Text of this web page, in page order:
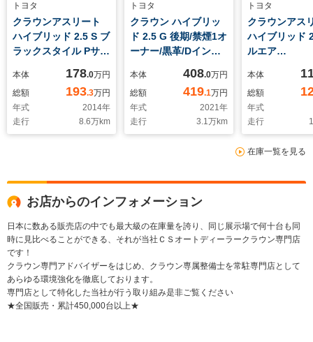
トヨタ
クラウンアスリート
ハイブリッド 2.5 S ブ
ラックスタイル Pサウ
ラミックビュー/特別
仕様/OP18AW/レーダ
ークルーズ/プリクラ
ッシュ/クリアランス
ソナー/踏み間違い防
ーター/ステアリング
ヒーター/HDDマルチ
本体 178.0万円
総額
193.3万円
年式
2014年
走行
8.6万km
トヨタ
クラウン ハイブリッ
ド 2.5 G 後期/禁煙1オ
ーナー/黒革/Dインナ
クビュー/12.3型SDマ
ルチナビ/エアシート/
シートヒーター/セー
フティセン
ス/BSM/HUD/レーダ
ソナー/踏み間違い防
止機能
本体 408.0万円
総額
419.1万円
年式
2021年
走行
3.1万km
トヨタ
クラウンアス
ハイブリッド
ルエア
チナビ /オー
ーズコントロ
ートヒーター/
リングヒータ
イト/バックモ
フルセグ
ィオ/レギュラ
本体
総額
年式
走行
在庫一覧を見る
お店からのインフォメーション
日本に数ある販売店の中でも最大級の在庫量を誇り、同じ展示場で何十台も同
時に見比べることができる、それが当社ＣＳオートディーラークラウン専門店
です！
クラウン専門アドバイザーをはじめ、クラウン専属整備士を常駐専門店として
あらゆる環境強化を徹底しております。
専門店として特化した当社が行う取り組み是非ご覧ください
★全国販売・累計450,000台以上★